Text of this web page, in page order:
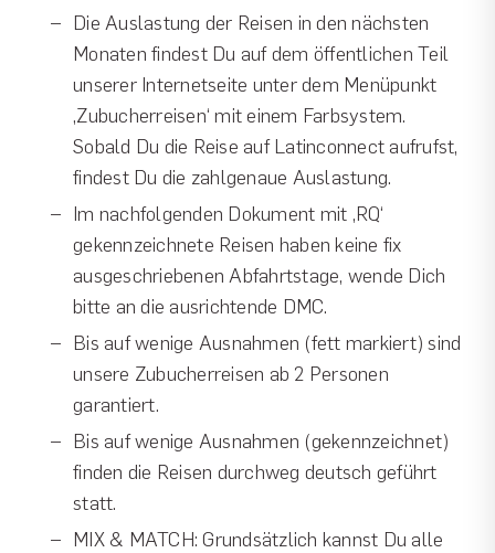
Die Auslastung der Reisen in den nächsten
Monaten findest Du auf dem öffentlichen Teil
unserer Internetseite unter dem Menüpunkt
‚Zubucherreisen‘ mit einem Farbsystem.
Sobald Du die Reise auf Latinconnect aufrufst,
findest Du die zahlgenaue Auslastung.
Im nachfolgenden Dokument mit ‚RQ‘
gekennzeichnete Reisen haben keine fix
ausgeschriebenen Abfahrtstage, wende Dich
bitte an die ausrichtende DMC.
Bis auf wenige Ausnahmen (fett markiert) sind
unsere Zubucherreisen ab 2 Personen
garantiert.
Bis auf wenige Ausnahmen (gekennzeichnet)
finden die Reisen durchweg deutsch geführt
statt.
MIX & MATCH: Grundsätzlich kannst Du alle